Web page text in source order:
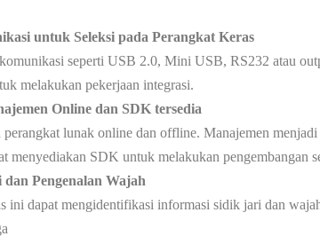
untuk Seleksi pada Perangkat Keras
seperti USB 2.0, Mini USB, RS232 atau
melakukan pekerjaan integrasi.
Online dan SDK tersedia
lunak online dan offline. Manajemen
menyediakan SDK untuk melakukan pengembangan
Pengenalan Wajah
ini dapat mengidentifikasi informasi sidik jari dan